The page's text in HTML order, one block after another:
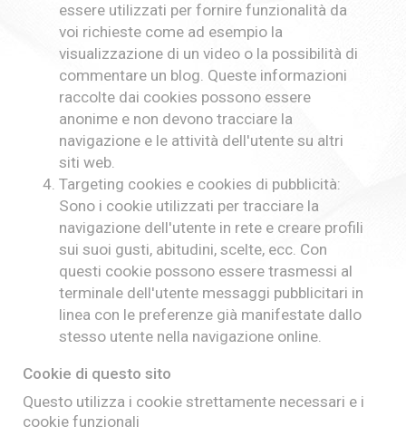
essere utilizzati per fornire funzionalità da
voi richieste come ad esempio la
visualizzazione di un video o la possibilità di
commentare un blog. Queste informazioni
raccolte dai cookies possono essere
anonime e non devono tracciare la
navigazione e le attività dell'utente su altri
siti web.
Targeting cookies e cookies di pubblicità:
Sono i cookie utilizzati per tracciare la
navigazione dell'utente in rete e creare profili
sui suoi gusti, abitudini, scelte, ecc. Con
questi cookie possono essere trasmessi al
terminale dell'utente messaggi pubblicitari in
linea con le preferenze già manifestate dallo
stesso utente nella navigazione online.
Cookie di questo sito
Questo utilizza i cookie strettamente necessari e i
cookie funzionali